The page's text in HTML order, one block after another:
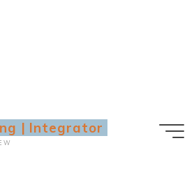
| Integrator